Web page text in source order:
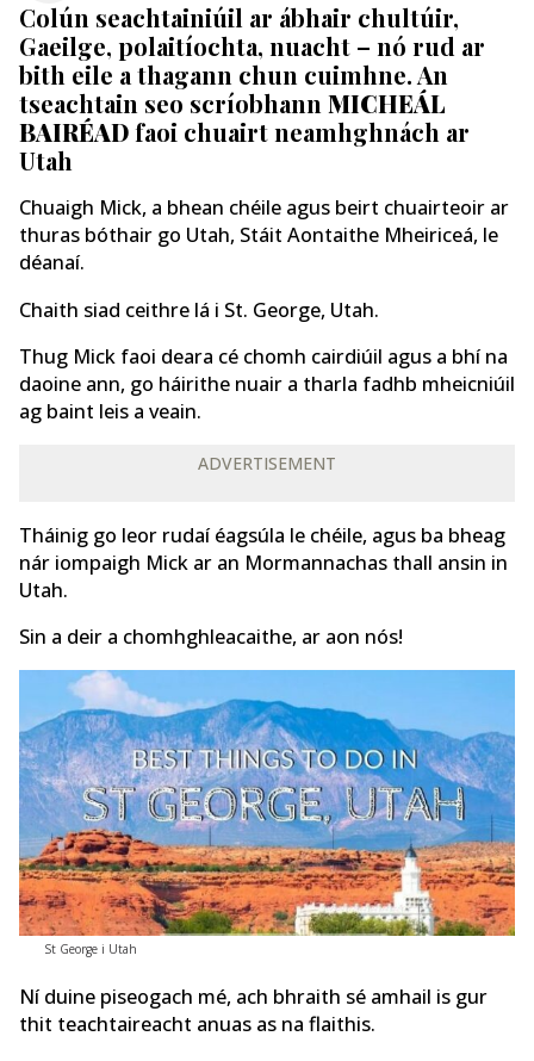
Colún seachtainiúil ar ábhair chultúir,
Gaeilge, polaitíochta, nuacht – nó rud ar
bith eile a thagann chun cuimhne. An
tseachtain seo scríobhann MICHEÁL
BAIRÉADfaoi chuairt neamhghnách ar
Utah
Chuaigh Mick, a bhean chéile agus beirt chuairteoir ar
thuras bóthair go Utah, Stáit Aontaithe Mheiriceá, le
déanaí.
Chaith siad ceithre lá i St. George, Utah.
Thug Mick faoi deara cé chomh cairdiúil agus a bhí na
daoine ann, go háirithe nuair a tharla fadhb mheicniúil
ag baint leis a veain.
ADVERTISEMENT
Tháinig go leor rudaí éagsúla le chéile, agus ba bheag
nár iompaigh Mick ar an Mormannachas thall ansin in
Utah.
Sin a deir a chomhghleacaithe, ar aon nós!
St George i Utah
Ní duine piseogach mé, ach bhraith sé amhail is gur
thit teachtaireacht anuas as na flaithis.